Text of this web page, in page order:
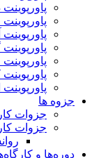
پاورپوینت
پاورپوینت
جزوه ها
جزوات
جزوات
دوره‌ها و